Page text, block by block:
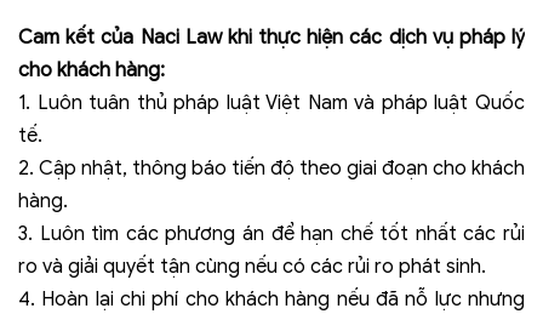
Cam kết của Naci Law khi thực hiện các dịch vụ pháp lý
cho khách hàng:
1. Luôn tuân thủ pháp luật Việt Nam và pháp luật Quốc
tế.
2. Cập nhật, thông báo tiến độ theo giai đoạn cho khách
hàng.
3. Luôn tìm các phương án để hạn chế tốt nhất các rủi
ro và giải quyết tận cùng nếu có các rủi ro phát sinh.
4. Hoàn lại chi phí cho khách hàng nếu đã nỗ lực nhưng